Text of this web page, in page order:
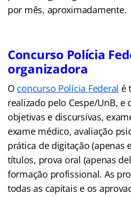
por mês, aproximadamente.
Concurso Polícia
organizadora
O concurso Polícia Federal é
realizado pelo Cespe/UnB,
objetivas e discursivas,
exame médico, avaliação
prática de digitação (apenas
títulos, prova oral (apenas
formação profissional. As
todas as capitais e os